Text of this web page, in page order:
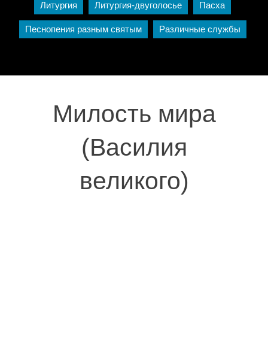
Литургия Литургия-двуголосье Пасха
Песнопения разным святым Различные службы
Милость мира
(Василия
великого)